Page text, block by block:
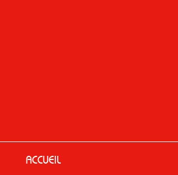
ACCUEIL